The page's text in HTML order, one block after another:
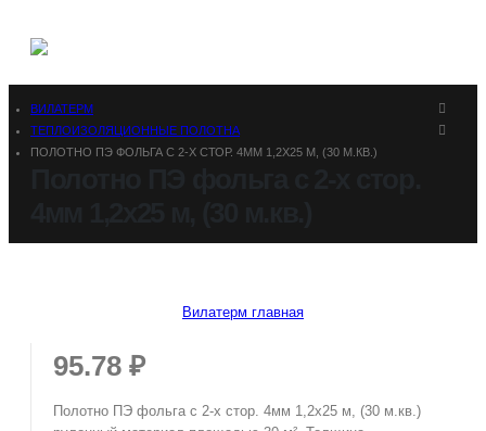
ВИЛАТЕРМ
ТЕПЛОИЗОЛЯЦИОННЫЕ ПОЛОТНА
ПОЛОТНО ПЭ ФОЛЬГА С 2-Х СТОР. 4ММ 1,2Х25 М, (30 М.КВ.)
Вилатерм главная
95.78 ₽
Полотно ПЭ фольга с 2-х стор. 4мм 1,2х25 м, (30 м.кв.)